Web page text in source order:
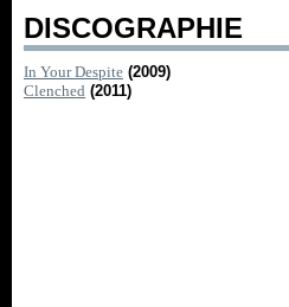
DISCOGRAPHIE
In Your Despite (2009)
Clenched (2011)